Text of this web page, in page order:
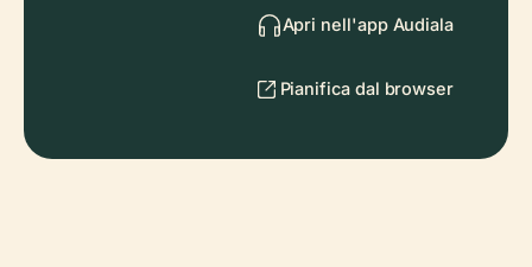
Apri nell'app Audiala
Pianifica dal browser